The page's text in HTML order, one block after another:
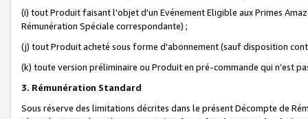
(i) tout Produit faisant l'objet d'un Evénement Eligible aux Primes
Rémunération Spéciale correspondante) ;
(j) tout Produit acheté sous forme d'abonnement (sauf disposition
(k) toute version préliminaire ou Produit en pré-commande qui n’est
3. Rémunération Standard
Sous réserve des limitations décrites dans le présent Décompte de